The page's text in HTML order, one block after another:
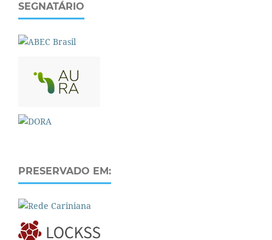
SEGNATÁRIO
PRESERVADO EM: